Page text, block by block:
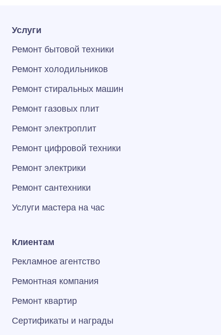
Услуги
Ремонт бытовой техники
Ремонт холодильников
Ремонт стиральных машин
Ремонт газовых плит
Ремонт электроплит
Ремонт цифровой техники
Ремонт электрики
Ремонт сантехники
Услуги мастера на час
Клиентам
Рекламное агентство
Ремонтная компания
Ремонт квартир
Сертификаты и награды